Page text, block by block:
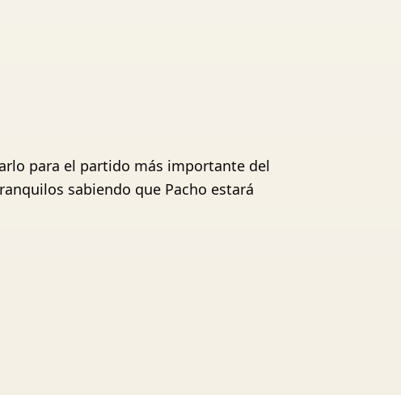
para el partido más importante del
sabiendo que Pacho estará